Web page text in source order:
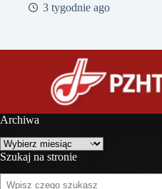
3 tygodnie ago
Archiwa
Archiwa
Szukaj na stronie
Szukaj